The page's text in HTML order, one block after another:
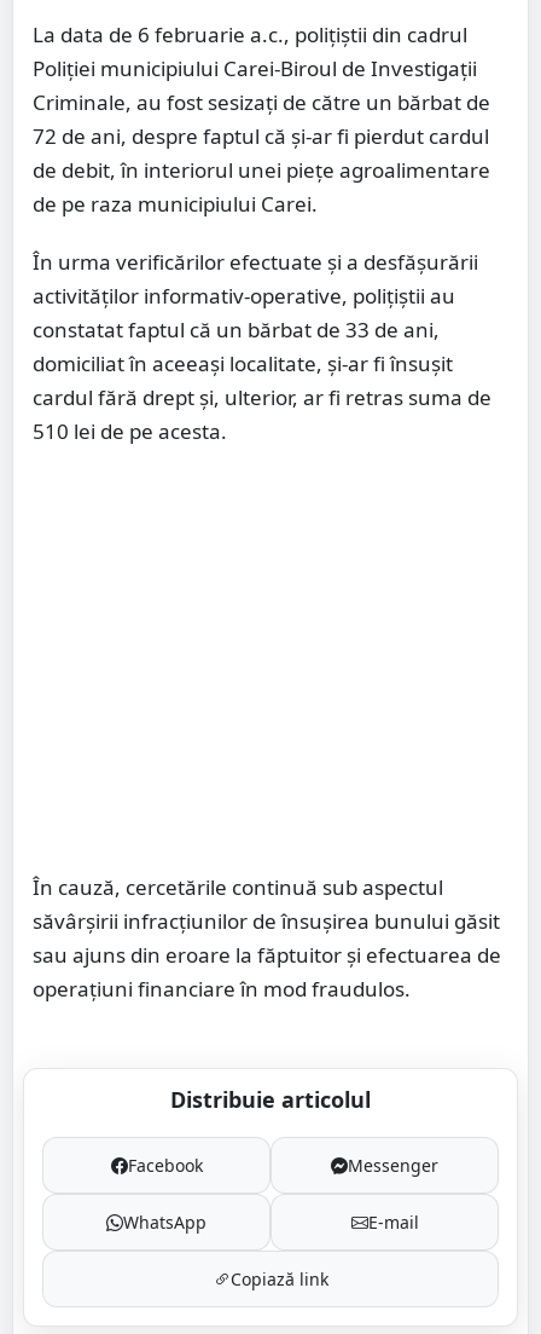
La data de 6 februarie a.c., polițiștii din cadrul
Poliției municipiului Carei-Biroul de Investigații
Criminale, au fost sesizați de către un bărbat de
72 de ani, despre faptul că și-ar fi pierdut cardul
de debit, în interiorul unei piețe agroalimentare
de pe raza municipiului Carei.
În urma verificărilor efectuate și a desfășurării
activităților informativ-operative, polițiștii au
constatat faptul că un bărbat de 33 de ani,
domiciliat în aceeași localitate, și-ar fi însușit
cardul fără drept și, ulterior, ar fi retras suma de
510 lei de pe acesta.
În cauză, cercetările continuă sub aspectul
săvârșirii infracțiunilor de însușirea bunului găsit
sau ajuns din eroare la făptuitor și efectuarea de
operațiuni financiare în mod fraudulos.
Distribuie articolul
Facebook Messenger
WhatsApp E-mail
Copiază link